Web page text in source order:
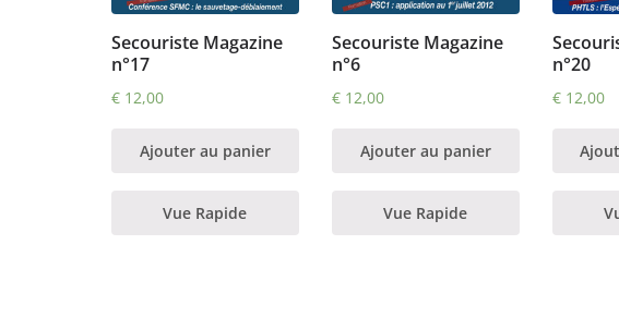
Secouriste Magazine
n°17
€ 12,00
Ajouter au panier
Vue Rapide
Secouriste Magazine
n°6
€12,00
Ajouter au panier
Vue Rapide
n°20
€12,00